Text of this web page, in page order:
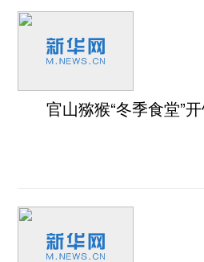
官山猕猴“冬季食堂”开